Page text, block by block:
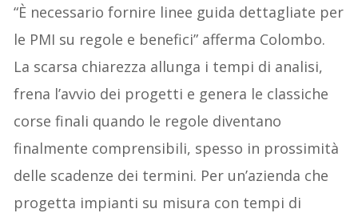
“È necessario fornire linee guida dettagliate per
le PMI su regole e benefici” afferma Colombo.
La scarsa chiarezza allunga i tempi di analisi,
frena l’avvio dei progetti e genera le classiche
corse finali quando le regole diventano
finalmente comprensibili, spesso in prossimità
delle scadenze dei termini. Per un’azienda che
progetta impianti su misura con tempi di